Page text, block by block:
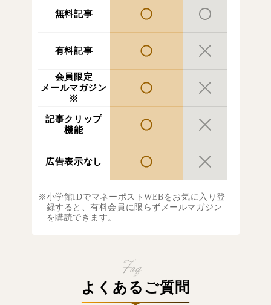
無料記事
有料記事
会員限定
メールマガジン
※
記事クリップ
機能
広告表示なし
小学館IDでマネーポストWEBをお気に入り登
録すると、有料会員に限らずメールマガジン
を購読できます。
よくあるご質問